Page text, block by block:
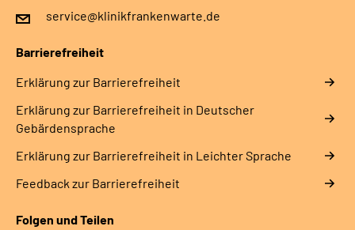
service@klinikfrankenwarte.de
Barrierefreiheit
Erklärung zur Barrierefreiheit
Erklärung zur Barrierefreiheit in Deutscher
Gebärdensprache
Erklärung zur Barrierefreiheit in Leichter Sprache
Feedback zur Barrierefreiheit
Folgen und Teilen